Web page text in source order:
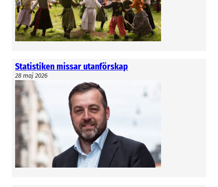
Statistiken missar utanförskap
28 maj 2026